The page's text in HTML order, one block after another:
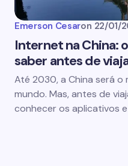
Emerson Cesaron 22/01/
Internet na China:
saber antes de
Até 2030, a China será
mundo. Mas, antes de
conhecer os aplicativos